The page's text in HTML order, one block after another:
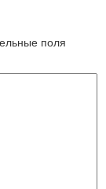
поля